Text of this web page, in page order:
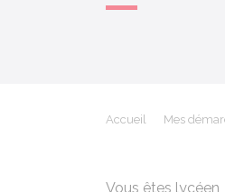
Accueil Mes
Vous êtes